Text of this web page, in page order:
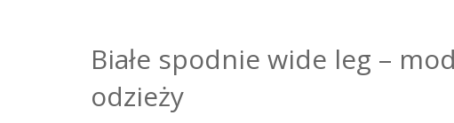
Białe spodnie wide leg –
odzieży